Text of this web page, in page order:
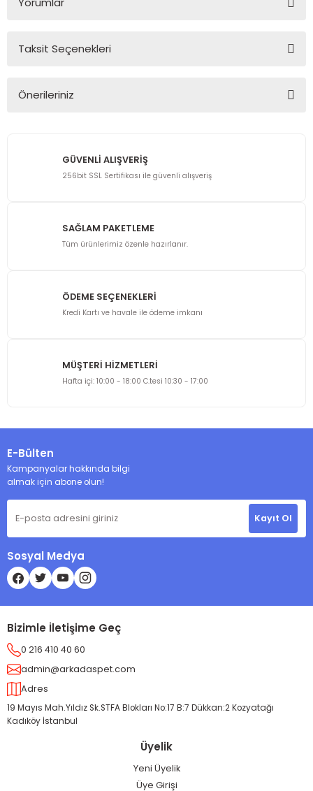
Taksit Seçenekleri
Önerileriniz
kullanarak tarafımıza iletebilirsiniz.
Görüş ve önerileriniz için teşekkür ederiz.
Ürün açıklamasında eksik bilgiler bulunuyor.
Ürün bilgilerinde hatalar bulunuyor.
GÜVENLİ ALIŞVERİŞ
256bit SSL Sertifikası ile güvenli alışveriş
SAĞLAM PAKETLEME
Tüm ürünlerimiz özenle hazırlanır.
ÖDEME SEÇENEKLERİ
Kredi Kartı ve havale ile ödeme imkanı
MÜŞTERİ HİZMETLERİ
Hafta içi: 10:00 - 18:00 C.tesi 10:30 - 17:00
E-Bülten
Kampanyalar hakkında bilgi
almak için abone olun!
Kayıt Ol
Sosyal Medya
Bizimle İletişime Geç
0 216 410 40 60
admin@arkadaspet.com
Adres
19 Mayıs Mah.Yıldız Sk.STFA Blokları No:17 B:7 Dükkan:2 Kozyatağı
Kadıköy İstanbul
Üyelik
Yeni Üyelik
Üye Girişi